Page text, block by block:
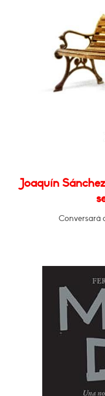
Joaquín
Conversará